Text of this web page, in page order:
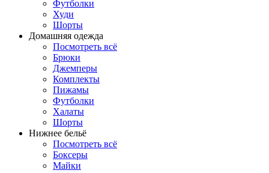
Футболки
Худи
Шорты
Домашняя одежда
Посмотреть всё
Брюки
Джемперы
Комплекты
Пижамы
Футболки
Халаты
Шорты
Нижнее бельё
Посмотреть всё
Боксеры
Майки